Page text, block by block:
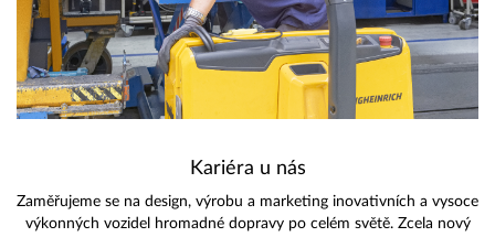
Kariéra u nás
Zaměřujeme se na design, výrobu a marketing inovativních a vysoce
výkonných vozidel hromadné dopravy po celém světě. Zcela nový